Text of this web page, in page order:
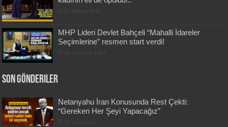
MHP Lideri Devlet Bahçeli “Mahalli İdareler
Seçimlerine” resmen start verdi!
Son Gönderiler
Netanyahu İran Konusunda Rest Çekti:
“Gereken Her Şeyi Yapacağız”